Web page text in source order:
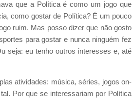
que a Política é como um jogo que
como gostar de Política? É um pouco
ruim. Mas posso dizer que não gosto
para gostar e nunca ninguém fez
seja: eu tenho outros interesses e, até
atividades: música, séries, jogos on-
Por que se interessariam por Política